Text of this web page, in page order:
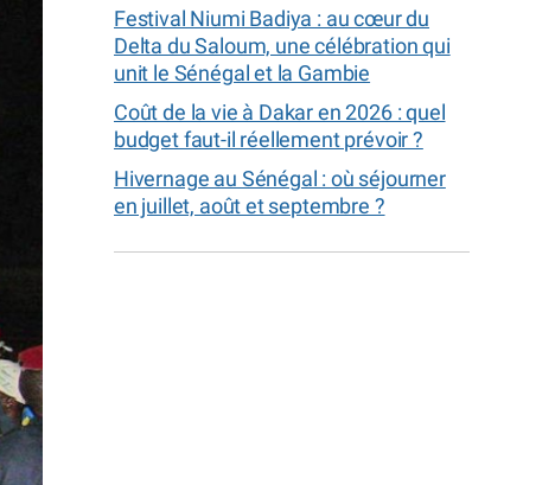
Festival Niumi Badiya : au cœur du
Delta du Saloum, une célébration qui
unit le Sénégal et la Gambie
Coût de la vie à Dakar en 2026 : quel
budget faut-il réellement prévoir ?
Hivernage au Sénégal : où séjourner
en juillet, août et septembre ?